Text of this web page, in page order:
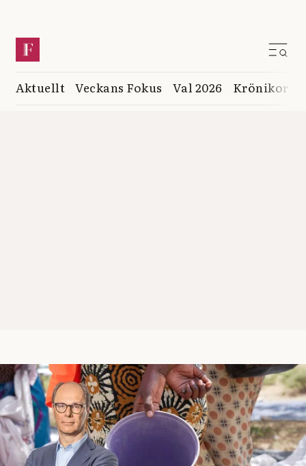
Aktuellt Veckans Fokus Val 2026 Krönikor